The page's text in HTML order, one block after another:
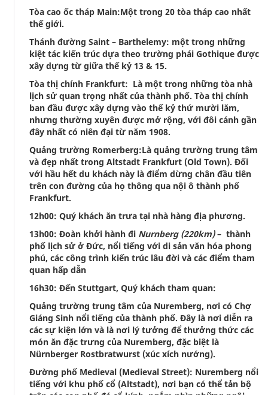
Tòa cao ốc tháp Main:Một trong 20 tòa tháp cao nhất
thế giới.
Thánh đường Saint – Barthelemy: một trong những
kiệt tác kiến trúc dựa theo trường phái Gothique được
xây dựng từ giữa thế kỷ 13 & 15.
Tòa thị chính Frankfurt: Là một trong những tòa nhà
lịch sử quan trọng nhất của thành phố. Tòa thị chính
ban đầu được xây dựng vào thế kỷ thứ mười lăm,
nhưng thường xuyên được mở rộng, với đôi cánh gần
đây nhất có niên đại từ năm 1908.
Quảng trường Romerberg:Là quảng trường trung tâm
và đẹp nhất trong Altstadt Frankfurt (Old Town). Đối
với hầu hết du khách này là điểm dừng chân đầu tiên
trên con đường của họ thông qua nội ô thành phố
Frankfurt.
12h00: Quý khách ăn trưa tại nhà hàng địa phương.
13h00: Đoàn khởi hành đi Nurnberg (220km)– thành
phố lịch sử ở Đức, nổi tiếng với di sản văn hóa phong
phú, các công trình kiến trúc lâu đời và các điểm tham
quan hấp dẫn
16h30: Đến Stuttgart, Quý khách tham quan:
Quảng trường trung tâm của Nuremberg, nơi có Chợ
Giáng Sinh nổi tiếng của thành phố. Đây là nơi diễn ra
các sự kiện lớn và là nơi lý tưởng để thưởng thức các
món ăn đặc trưng của Nuremberg, đặc biệt là
Nürnberger Rostbratwurst (xúc xích nướng).
Đường phố Medieval (Medieval Street): Nuremberg nổi
tiếng với khu phố cổ (Altstadt), nơi bạn có thể tản bộ